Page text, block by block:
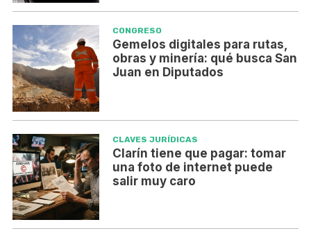
CONGRESO
Gemelos digitales para rutas,
obras y minería: qué busca San
Juan en Diputados
CLAVES JURÍDICAS
Clarín tiene que pagar: tomar
una foto de internet puede
salir muy caro